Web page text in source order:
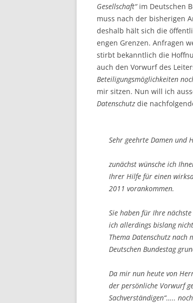
Gesellschaft“im Deutschen
muss nach der bisherigen
deshalb hält sich die
engen Grenzen. Anfragen
stirbt bekanntlich die
auch den Vorwurf des
Beteiligungsmöglichkeiten
mir sitzen. Nun will ich
Datenschutz die
Sehr geehrte Damen und
zunächst wünsche ich
Ihrer Hilfe für einen
2011 vorankommen.
Sie haben für Ihre
ich allerdings bislang
Thema Datenschutz
Deutschen Bundestag
Da mir nun heute von
der persönliche Vorwurf
Sachverständigen“…..